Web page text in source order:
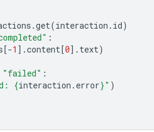
.get(interaction . id)
:
[-1 ] .content[0] . text)
"failed" :
{interaction . error}" )